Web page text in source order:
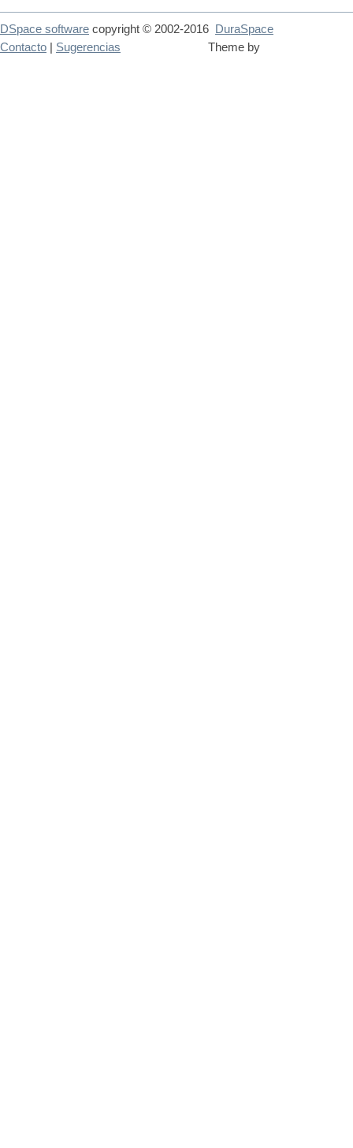
DSpace software copyright © 2002-2016
DuraSpace
Theme by
Contacto Sugerencias